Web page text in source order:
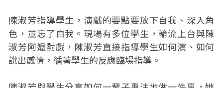
陳淑芳指導學生，演戲的要點要放下自我、深入角
色，並忘了自我。現場有多位學生，輪流上台與陳
淑芳阿嬤對戲，陳淑芳直接指導學生如何演、如何
說出感情，循著學生的反應臨場指導。